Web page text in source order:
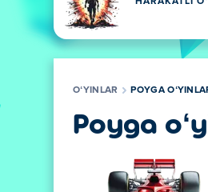
OʻYINLAR POYGA
Poyga